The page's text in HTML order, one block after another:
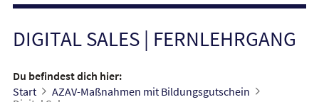
DIGITAL SALES | FERNLEHRGANG
Du befindest dich hier:
Start
AZAV-Maßnahmen mit Bildungsgutschein